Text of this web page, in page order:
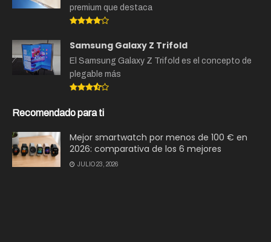
premium que destaca
Samsung Galaxy Z Trifold
El Samsung Galaxy Z Trifold es el concepto de
plegable más
Recomendado para ti
Mejor smartwatch por menos de 100 € en
2026: comparativa de los 6 mejores
JULIO 23, 2026